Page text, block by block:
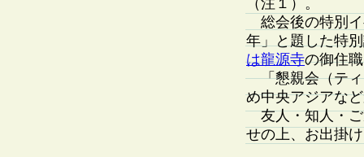
（注１）。
総会後の特別イ
年」と題した特
は龍源寺の御住
「懇親会（ティ
め中央アジアな
友人・知人・ご
せの上、お出掛